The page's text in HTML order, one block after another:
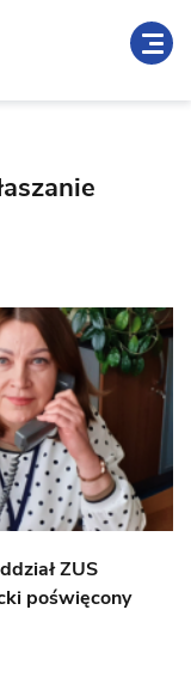
ZUS
poświęcony